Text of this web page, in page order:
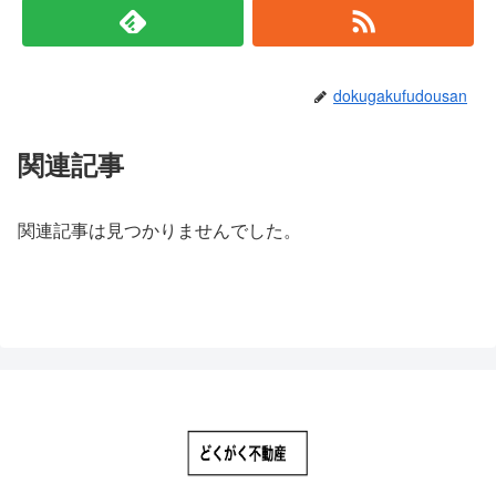
dokugakufudousan
関連記事
関連記事は見つかりませんでした。